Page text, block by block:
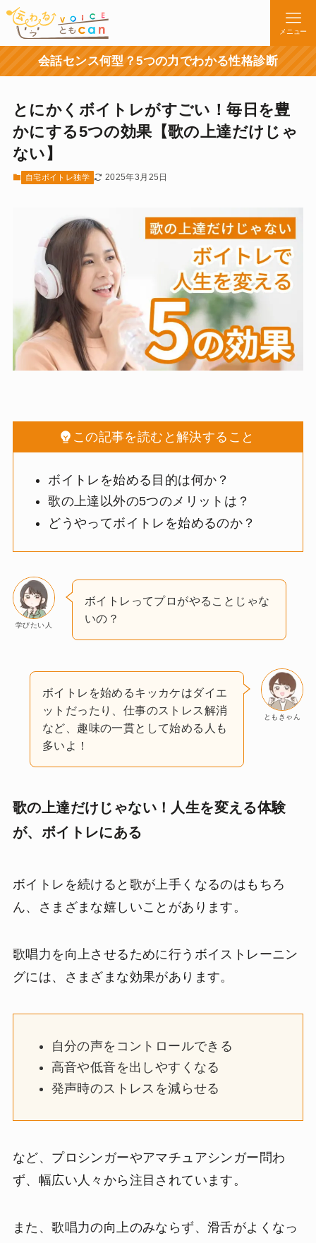
メニュー
会話センス何型？5つの力でわかる性格診断
とにかくボイトレがすごい！毎日を豊
かにする5つの効果【歌の上達だけじゃ
ない】
自宅ボイトレ独学 2025年3月25日
この記事を読むと解決すること
ボイトレを始める目的は何か？
歌の上達以外の5つのメリットは？
どうやってボイトレを始めるのか？
学びたい人
ボイトレってプロがやることじゃな
いの？
ともきゃん
ボイトレを始めるキッカケはダイエ
ットだったり、仕事のストレス解消
など、趣味の一貫として始める人も
多いよ！
歌の上達だけじゃない！人生を変える体験
が、ボイトレにある
ボイトレを続けると歌が上手くなるのはもちろ
ん、さまざまな嬉しいことがあります。
歌唱力を向上させるために行うボイストレーニン
グには、さまざまな効果があります。
自分の声をコントロールできる
高音や低音を出しやすくなる
発声時のストレスを減らせる
など、プロシンガーやアマチュアシンガー問わ
ず、幅広い人々から注目されています。
また、歌唱力の向上のみならず、滑舌がよくなっ